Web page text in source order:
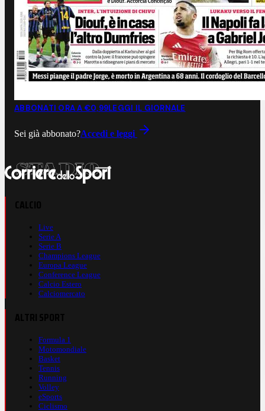
ABBONATI ORA A €0,99LEGGI IL GIORNALE
Sei già abbonato?Accedi e leggi
Live
Serie A
Serie B
Champions League
Europa League
Conference League
Calcio Estero
Calciomercato
Formula 1
Motomondiale
Basket
Tennis
Running
Volley
eSports
Ciclismo